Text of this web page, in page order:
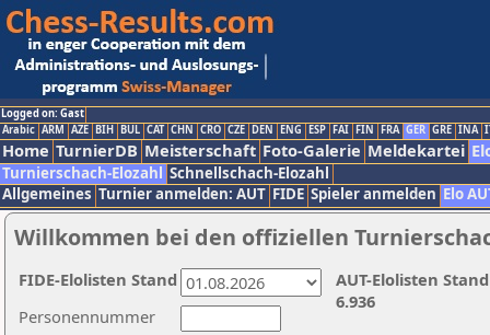
Logged on: Gast
Arabic ARM AZE BIH BUL CAT CHN CRO CZE DEN ENG ESP FAI FIN FRA GER GRE INA
Home TurnierDB Meisterschaft Foto-Galerie Meldekartei
Turnierschach-Elozahl Schnellschach-Elozahl
Allgemeines Turnier anmelden: AUT FIDE Spieler anmelden Elo
Willkommen bei den offiziellen
Personennummer
AUT-Elolisten
6.936
FIDE-Elolisten Stand